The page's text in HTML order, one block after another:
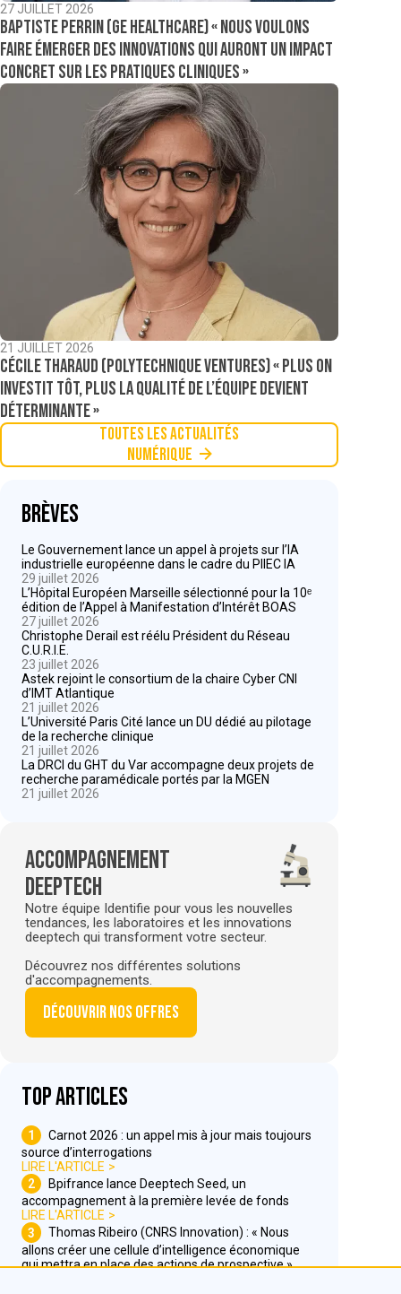
27 JUILLET 2026
Baptiste Perrin (GE Healthcare) « Nous voulons
faire émerger des innovations qui auront un impact
concret sur les pratiques cliniques »
21 JUILLET 2026
Cécile Tharaud (Polytechnique Ventures) « Plus on
investit tôt, plus la qualité de l’équipe devient
déterminante »
Toutes les actualités
Numérique
Brèves
Le Gouvernement lance un appel à projets sur l’IA
industrielle européenne dans le cadre du PIIEC IA
29 juillet 2026
L’Hôpital Européen Marseille sélectionné pour la 10ᵉ
édition de l’Appel à Manifestation d’Intérêt BOAS
27 juillet 2026
Christophe Derail est réélu Président du Réseau
C.U.R.I.E.
23 juillet 2026
Astek rejoint le consortium de la chaire Cyber CNI
d’IMT Atlantique
21 juillet 2026
L’Université Paris Cité lance un DU dédié au pilotage
de la recherche clinique
21 juillet 2026
La DRCI du GHT du Var accompagne deux projets de
recherche paramédicale portés par la MGEN
21 juillet 2026
Accompagnement
deeptech
Notre équipe Identifie pour vous les nouvelles
tendances, les laboratoires et les innovations
deeptech qui transforment votre secteur.
Découvrez nos différentes solutions
d'accompagnements.
Découvrir nos offres
Top articles
1
Carnot 2026 : un appel mis à jour mais toujours
source d’interrogations
LIRE L'ARTICLE
2
Bpifrance lance Deeptech Seed, un
accompagnement à la première levée de fonds
LIRE L'ARTICLE
3
Thomas Ribeiro (CNRS Innovation) : « Nous
allons créer une cellule d’intelligence économique
qui mettra en place des actions de prospective »